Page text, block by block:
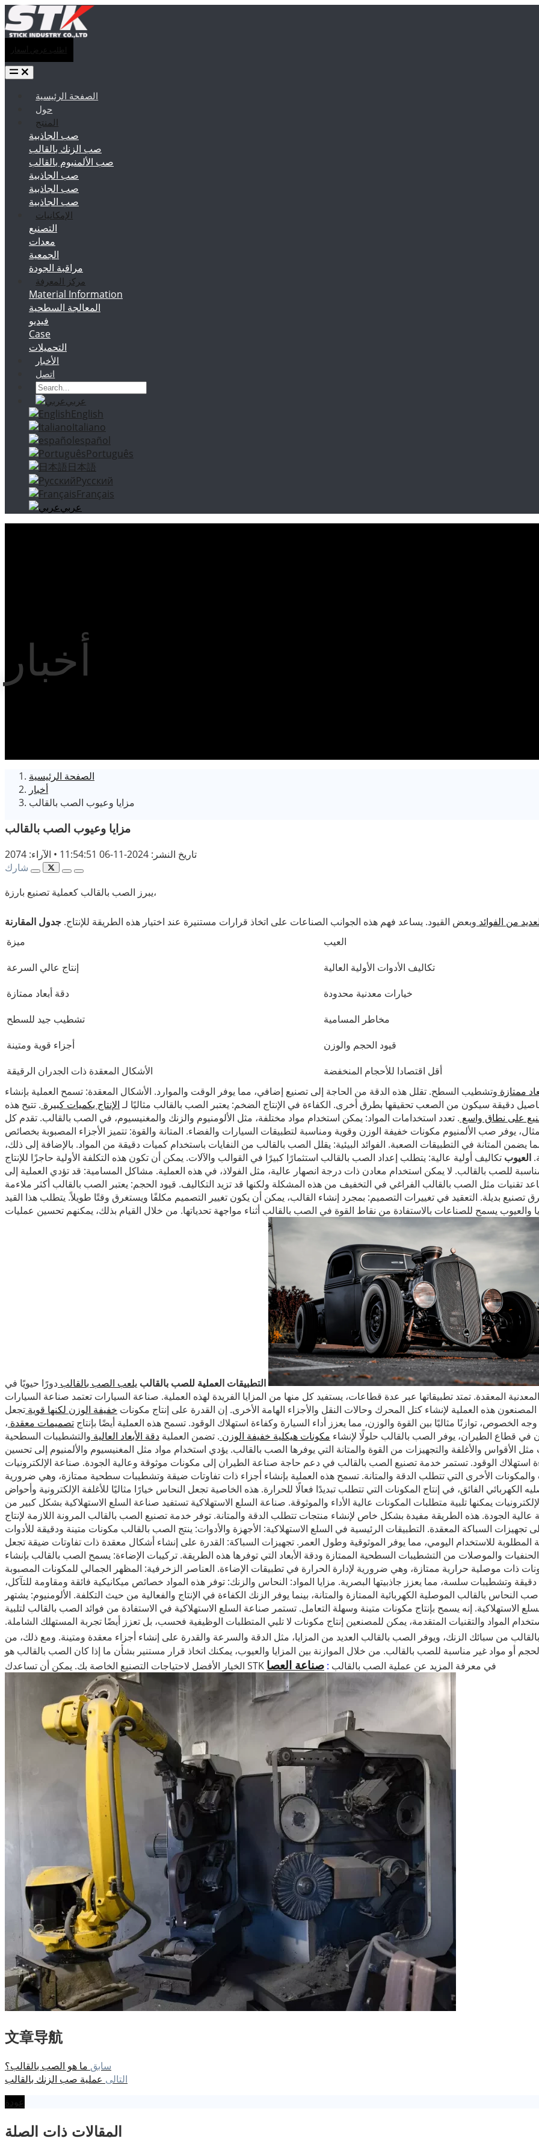
اطلب عرض أسعار
الصفحة الرئيسية
حول
المنتج
صب الجاذبية
صب الزنك بالقالب
صب الألمنيوم بالقالب
صب الجاذبية
صب الجاذبية
صب الجاذبية
الإمكانيات
التصنيع
معدات
الجمعية
مراقبة الجودة
مركز المعرفة
Material Information
المعالجة السطحية
فيديو
Case
التحميلات
الأخبار
اتصل
عربي
English
Italiano
español
Português
日本語
Русский
Français
عربي
أخبار
الصفحة الرئيسية
أخبار
مزايا وعيوب الصب بالقالب
مزايا وعيوب الصب بالقالب
تاريخ النشر: 2024-11-06 11:54:51 • الآراء: 2074
شارك
يبرز الصب بالقالب كعملية تصنيع بارزة،
من الفوائد وبعض القيود. يساعد فهم هذه الجوانب الصناعات على اتخاذ قرارات مستنيرة عند اختيار هذه الطريقة للإنتاج. جدول المقارنة
ميزة
العيب
إنتاج عالي السرعة
تكاليف الأدوات الأولية العالية
دقة أبعاد ممتازة
خيارات معدنية محدودة
تشطيب جيد للسطح
مخاطر المسامية
أجزاء قوية ومتينة
قيود الحجم والوزن
الأشكال المعقدة ذات الجدران الرقيقة
أقل اقتصادا للأحجام المنخفضة
ممتازة وتشطيب السطح. تقلل هذه الدقة من الحاجة إلى تصنيع إضافي، مما يوفر الوقت والموارد. الأشكال المعقدة: تسمح العملية بإنشاء
دقيقة سيكون من الصعب تحقيقها بطرق أخرى. الكفاءة في الإنتاج الضخم: يعتبر الصب بالقالب مثاليًا لـالإنتاج بكميات كبيرة . تتيح هذه
على نطاق واسع . تعدد استخدامات المواد: يمكن استخدام مواد مختلفة، مثل الألومنيوم والزنك والمغنيسيوم، في الصب بالقالب. تقدم كل
يوفر صب الألمنيوم مكونات خفيفة الوزن وقوية ومناسبة لتطبيقات السيارات والفضاء. المتانة والقوة: تتميز الأجزاء المصبوبة بخصائص
يضمن المتانة في التطبيقات الصعبة. الفوائد البيئية: يقلل الصب بالقالب من النفايات باستخدام كميات دقيقة من المواد. بالإضافة إلى ذلك،
العيوب تكاليف أولية عالية: يتطلب إعداد الصب بالقالب استثمارًا كبيرًا في القوالب والآلات. يمكن أن تكون هذه التكلفة الأولية حاجزًا للإنتاج
للصب بالقالب. لا يمكن استخدام معادن ذات درجة انصهار عالية، مثل الفولاذ، في هذه العملية. مشاكل المسامية: قد تؤدي العملية إلى
تقنيات مثل الصب بالقالب الفراغي في التخفيف من هذه المشكلة ولكنها قد تزيد التكاليف. قيود الحجم: يعتبر الصب بالقالب أكثر ملاءمة
بديلة. التعقيد في تغييرات التصميم: بمجرد إنشاء القالب، يمكن أن يكون تغيير التصميم مكلفًا ويستغرق وقتًا طويلاً. يتطلب هذا القيد
والعيوب يسمح للصناعات بالاستفادة من نقاط القوة في الصب بالقالب أثناء مواجهة تحدياتها. من خلال القيام بذلك، يمكنهم تحسين عمليات
التطبيقات العملية للصب بالقالب يلعب الصب بالقالب دورًا حيويًا في
المعقدة. تمتد تطبيقاتها عبر عدة قطاعات، يستفيد كل منها من المزايا الفريدة لهذه العملية. صناعة السيارات تعتمد صناعة السيارات
هذه العملية لإنشاء كتل المحرك وحالات النقل والأجزاء الهامة الأخرى. إن القدرة على إنتاج مكونات خفيفة الوزن لكنها قوية تجعل
توازنًا مثاليًا بين القوة والوزن، مما يعزز أداء السيارة وكفاءة استهلاك الوقود. تسمح هذه العملية أيضًا بإنتاج تصميمات معقدة ،
قطاع الطيران، يوفر الصب بالقالب حلولًا لإنشاء مكونات هيكلية خفيفة الوزن . تضمن العملية دقة الأبعاد العالية والتشطيبات السطحية
الأقواس والأغلفة والتجهيزات من القوة والمتانة التي يوفرها الصب بالقالب. يؤدي استخدام مواد مثل المغنيسيوم والألمنيوم إلى تحسين
استهلاك الوقود. تستمر خدمة تصنيع الصب بالقالب في دعم حاجة صناعة الطيران إلى مكونات موثوقة وعالية الجودة. صناعة الإلكترونيات
الأخرى التي تتطلب الدقة والمتانة. تسمح هذه العملية بإنشاء أجزاء ذات تفاوتات ضيقة وتشطيبات سطحية ممتازة، وهي ضرورية
الفائق، في إنتاج المكونات التي تتطلب تبديدًا فعالًا للحرارة. هذه الخاصية تجعل النحاس خيارًا مثاليًا للأغلفة الإلكترونية وأحواض
يمكنها تلبية متطلبات المكونات عالية الأداء والموثوقة. صناعة السلع الاستهلاكية تستفيد صناعة السلع الاستهلاكية بشكل كبير من
عالية الجودة. هذه الطريقة مفيدة بشكل خاص لإنشاء منتجات تتطلب الدقة والمتانة. توفر خدمة تصنيع الصب بالقالب المرونة اللازمة لإنتاج
السباكة المعقدة. التطبيقات الرئيسية في السلع الاستهلاكية: الأجهزة والأدوات: ينتج الصب بالقالب مكونات متينة ودقيقة للأدوات
المطلوبة للاستخدام اليومي، مما يوفر الموثوقية وطول العمر. تجهيزات السباكة: القدرة على إنشاء أشكال معقدة ذات تفاوتات ضيقة تجعل
والموصلات من التشطيبات السطحية الممتازة ودقة الأبعاد التي توفرها هذه الطريقة. تركيبات الإضاءة: يسمح الصب بالقالب بإنشاء
ذات موصلية حرارية ممتازة، وهي ضرورية لإدارة الحرارة في تطبيقات الإضاءة. العناصر الزخرفية: المظهر الجمالي للمكونات المصبوبة
وتشطيبات سلسة، مما يعزز جاذبيتها البصرية. مزايا المواد: النحاس والزنك: توفر هذه المواد خصائص ميكانيكية فائقة ومقاومة للتآكل،
النحاس بالقالب الموصلية الكهربائية الممتازة والمتانة، بينما يوفر الزنك الكفاءة في الإنتاج والفعالية من حيث التكلفة. الألومنيوم: يشتهر
الاستهلاكية. إنه يسمح بإنتاج مكونات متينة وسهلة التعامل. تستمر صناعة السلع الاستهلاكية في الاستفادة من فوائد الصب بالقالب لتلبية
المواد والتقنيات المتقدمة، يمكن للمصنعين إنتاج مكونات لا تلبي المتطلبات الوظيفية فحسب، بل تعزز أيضًا تجربة المستهلك الشاملة.
من سبائك الزنك، ويوفر الصب بالقالب العديد من المزايا، مثل الدقة والسرعة والقدرة على إنشاء أجزاء معقدة ومتينة. ومع ذلك، من
أو مواد غير مناسبة للصب بالقالب. من خلال الموازنة بين المزايا والعيوب، يمكنك اتخاذ قرار مستنير بشأن ما إذا كان الصب بالقالب هو
الخيار الأفضل لاحتياجات التصنيع الخاصة بك. يمكن أن تساعدك STK في معرفة المزيد عن عملية الصب بالقالب : صناعة العصا
文章导航
سابق ما هو الصب بالقالب؟
التالى عملية صب الزنك بالقالب
عودة
المقالات ذات الصلة